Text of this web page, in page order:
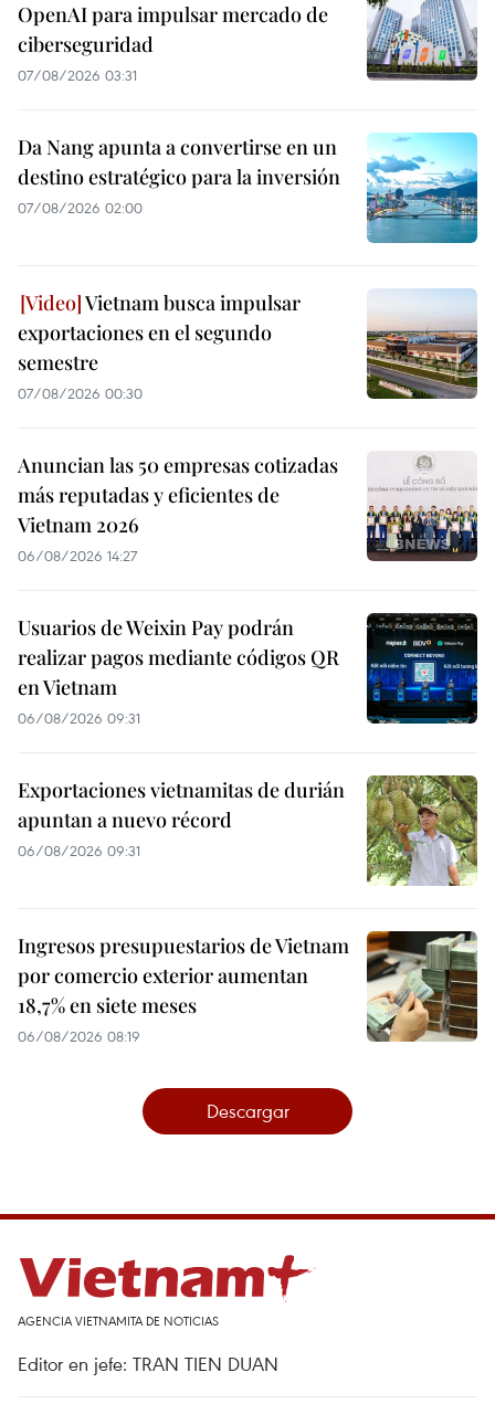
OpenAI para impulsar mercado de
ciberseguridad
07/08/2026 03:31
Da Nang apunta a convertirse en un
destino estratégico para la inversión
07/08/2026 02:00
Vietnam busca impulsar
exportaciones en el segundo
semestre
07/08/2026 00:30
Anuncian las 50 empresas cotizadas
más reputadas y eficientes de
Vietnam 2026
06/08/2026 14:27
Usuarios de Weixin Pay podrán
realizar pagos mediante códigos QR
en Vietnam
06/08/2026 09:31
Exportaciones vietnamitas de durián
apuntan a nuevo récord
06/08/2026 09:31
Ingresos presupuestarios de Vietnam
por comercio exterior aumentan
18,7% en siete meses
06/08/2026 08:19
Descargar
AGENCIA VIETNAMITA DE NOTICIAS
Editor en jefe: TRAN TIEN DUAN